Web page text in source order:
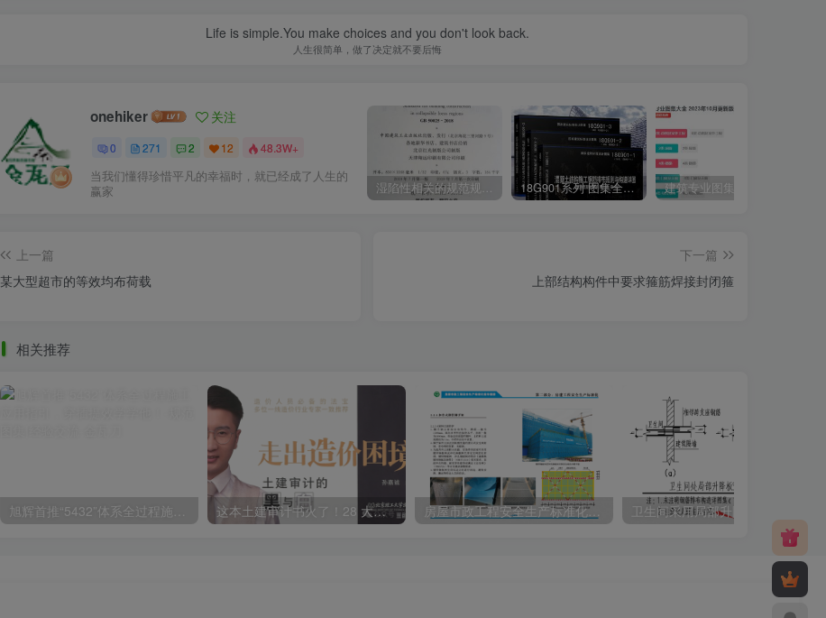
Life is simple.You make choices and you don't look back.
人生很简单，做了决定就不要后悔
onehiker 关注
0 271 2 12 48.3W+
当我们懂得珍惜平凡的幸福时，就已经成了人生的
赢家
湿陷性相关的规范规程图集汇总下载 18G901系列 图集全套电子版下载 完整版
上一篇
某大型超市的等效均布荷载
下一篇
上部结构构件中要求箍筋焊接封闭箍
相关推荐
这本土建审计书火了！28 大章节 + 案例分析，解决 90% 造价难题 房屋市政工程安全生产标准化指导图册 卫生间采用局部升降板做法时